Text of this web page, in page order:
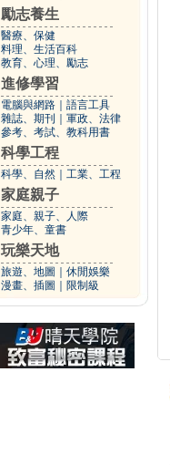
勵志養生
醫療、保健
料理、生活百科
教育、心理、勵志
進修學習
電腦與網路
語言工具
雜誌、期刊
軍政、法律
參考、考試、教科用書
科學工程
科學、自然 工業、工程
家庭親子
家庭、親子、人際
青少年、童書
玩樂天地
旅遊、地圖
休閒娛樂
漫畫、插圖
限制級